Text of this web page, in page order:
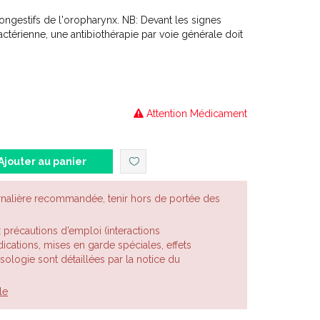
de l'oropharynx. NB: Devant les signes
une antibiothérapie par voie générale doit
Attention Médicament
au panier
recommandée, tenir hors de portée des
d’emploi (interactions
mises en garde spéciales, effets
sont détaillées par la notice du